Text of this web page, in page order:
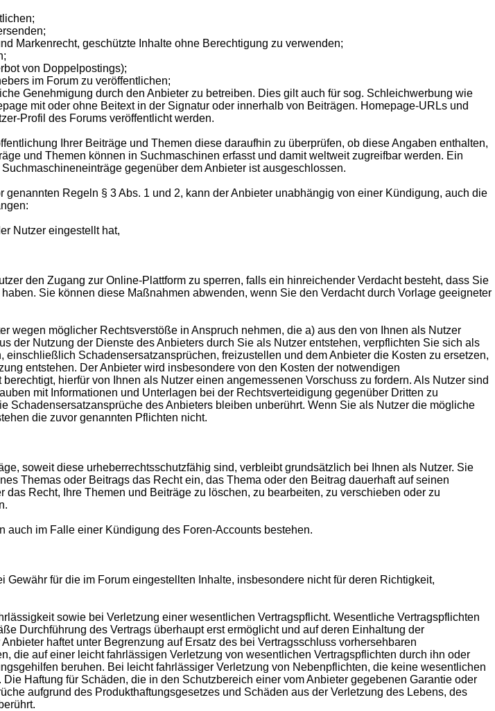
Markenrecht, geschützte Inhalte ohne Berechtigung zu verwenden;
von Doppelpostings);
im Forum zu veröffentlichen;
Genehmigung durch den Anbieter zu betreiben. Dies gilt auch für sog. Schleichwerbung wie
mit oder ohne Beitext in der Signatur oder innerhalb von Beiträgen. Homepage-URLs und
Profil des Forums veröffentlicht werden.
Ihrer Beiträge und Themen diese daraufhin zu überprüfen, ob diese Angaben enthalten,
und Themen können in Suchmaschinen erfasst und damit weltweit zugreifbar werden. Ein
gegenüber dem Anbieter ist ausgeschlossen.
Regeln § 3 Abs. 1 und 2, kann der Anbieter unabhängig von einer Kündigung, auch die
Nutzer eingestellt hat,
den Zugang zur Online-Plattform zu sperren, falls ein hinreichender Verdacht besteht, dass Sie
Sie können diese Maßnahmen abwenden, wenn Sie den Verdacht durch Vorlage geeigneter
wegen möglicher Rechtsverstöße in Anspruch nehmen, die a) aus den von Ihnen als Nutzer
der Nutzung der Dienste des Anbieters durch Sie als Nutzer entstehen, verpflichten Sie sich als
einschließlich Schadensersatzansprüchen, freizustellen und dem Anbieter die Kosten zu ersetzen,
entstehen. Der Anbieter wird insbesondere von den Kosten der notwendigen
hierfür von Ihnen als Nutzer einen angemessenen Vorschuss zu fordern. Als Nutzer sind
mit Informationen und Unterlagen bei der Rechtsverteidigung gegenüber Dritten zu
Schadensersatzansprüche des Anbieters bleiben unberührt. Wenn Sie als Nutzer die mögliche
die zuvor genannten Pflichten nicht.
soweit diese urheberrechtsschutzfähig sind, verbleibt grundsätzlich bei Ihnen als Nutzer. Sie
Themas oder Beitrags das Recht ein, das Thema oder den Beitrag dauerhaft auf seinen
das Recht, Ihre Themen und Beiträge zu löschen, zu bearbeiten, zu verschieben oder zu
auch im Falle einer Kündigung des Foren-Accounts bestehen.
Gewähr für die im Forum eingestellten Inhalte, insbesondere nicht für deren Richtigkeit,
sowie bei Verletzung einer wesentlichen Vertragspflicht. Wesentliche Vertragspflichten
Durchführung des Vertrags überhaupt erst ermöglicht und auf deren Einhaltung der
haftet unter Begrenzung auf Ersatz des bei Vertragsschluss vorhersehbaren
die auf einer leicht fahrlässigen Verletzung von wesentlichen Vertragspflichten durch ihn oder
beruhen. Bei leicht fahrlässiger Verletzung von Nebenpflichten, die keine wesentlichen
Haftung für Schäden, die in den Schutzbereich einer vom Anbieter gegebenen Garantie oder
aufgrund des Produkthaftungsgesetzes und Schäden aus der Verletzung des Lebens, des